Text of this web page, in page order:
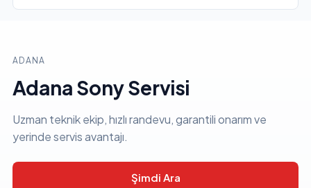
ADANA
Adana Sony Servisi
Uzman teknik ekip, hızlı randevu, garantili onarım ve
yerinde servis avantajı.
Şimdi Ara